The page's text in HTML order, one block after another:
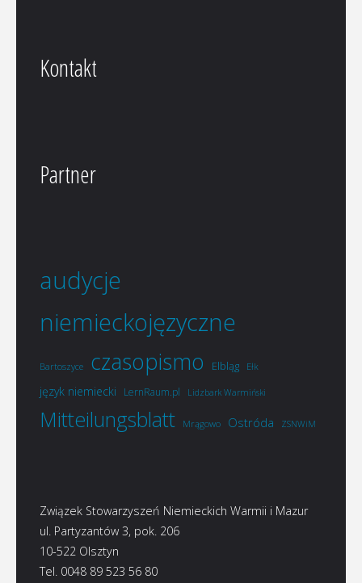
Kontakt
Partner
audycje
niemieckojęzyczne
Bartoszyce czasopismo Elbląg Ełk
język niemiecki LernRaum.pl Lidzbark Warmiński
Mitteilungsblatt Mrągowo Ostróda ZSNWiM
Związek Stowarzyszeń Niemieckich Warmii i Mazur
ul. Partyzantów 3, pok. 206
10-522 Olsztyn
Tel. 0048 89 523 56 80